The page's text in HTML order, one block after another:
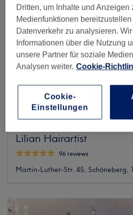
Lilian Hairartist
96 reviews
Martin-Luther-Str. 45, Schöneberg,
Dritten, um Inhalte und Anzeigen
Medienfunktionen
Datenverkehr zu analysieren.
Informationen über die Nutzung
unsere Partner für soziale
Analysen weiter. Cookie-
Cookie-
Einstellungen